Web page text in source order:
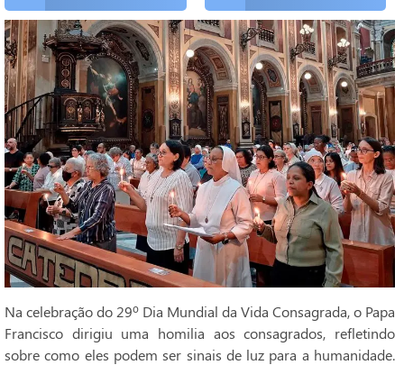
Na celebração do 29º Dia Mundial da Vida Consagrada, o Papa
Francisco dirigiu uma homilia aos consagrados, refletindo
sobre como eles podem ser sinais de luz para a humanidade.